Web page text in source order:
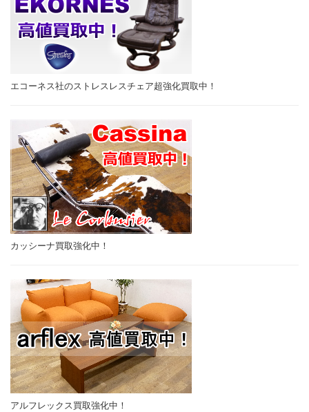
エコーネス社のストレスレスチェア超強化買取中！
カッシーナ買取強化中！
アルフレックス買取強化中！